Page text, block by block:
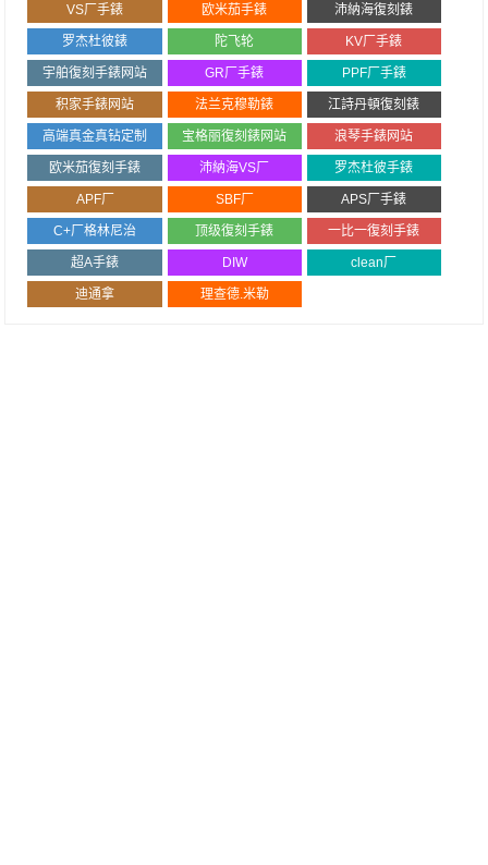
VS厂手錶 欧米茄手錶 沛納海復刻錶
罗杰杜彼錶 陀飞轮 KV厂手錶
宇舶復刻手錶网站 GR厂手錶 PPF厂手錶
积家手錶网站 法兰克穆勒錶 江詩丹頓復刻錶
高端真金真钻定制 宝格丽復刻錶网站 浪琴手錶网站
欧米茄復刻手錶 沛納海VS厂 罗杰杜彼手錶
APF厂 SBF厂 APS厂手錶
C+厂格林尼治 顶级復刻手錶 一比一復刻手錶
超A手錶 DIW clean厂
迪通拿 理查德.米勒